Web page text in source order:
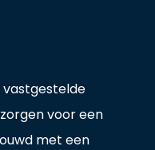
vastgestelde
voor een
met een